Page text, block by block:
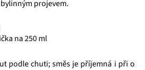
projevem.
na 250 ml
podle chuti; směs je příjemná i při o